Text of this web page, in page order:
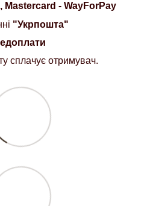
Mastercard - WayForPay
"Укрпошта"
сплачує отримувач.